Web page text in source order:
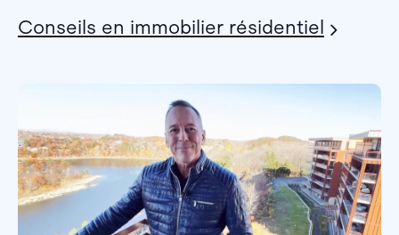
Conseils en immobilier résidentiel